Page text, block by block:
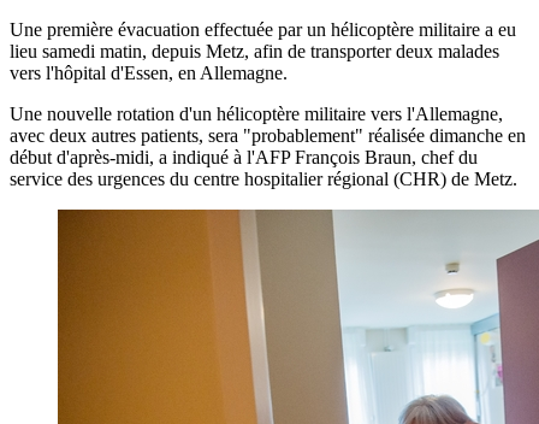
Une première évacuation effectuée par un hélicoptère militaire a eu
lieu samedi matin, depuis Metz, afin de transporter deux malades
vers l'hôpital d'Essen, en Allemagne.
Une nouvelle rotation d'un hélicoptère militaire vers l'Allemagne,
avec deux autres patients, sera "probablement" réalisée dimanche en
début d'après-midi, a indiqué à l'AFP François Braun, chef du
service des urgences du centre hospitalier régional (CHR) de Metz.